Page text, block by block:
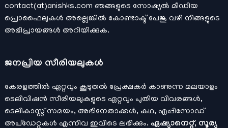
contact(at)anishks.com ഞങ്ങളുടെ സോഷ്യല്‍ മീഡിയ
പ്രൊഫൈലുകള്‍ അല്ലെങ്കില്‍ കോണ്ടാക്ട്പേജു വഴി നിങ്ങളുടെ
അഭിപ്രായങ്ങള്‍ അറിയിക്കുക.
ജനപ്രിയ സീരിയലുകള്‍
കേരളത്തിൽ ഏറ്റവും കൂടുതൽ പ്രേക്ഷകർ കാണുന്ന മലയാളം
ടെലിവിഷൻ സീരിയലുകളുടെ ഏറ്റവും പുതിയ വിവരങ്ങൾ,
ടെലികാസ്റ്റ് സമയം, അഭിനേതാക്കൾ, കഥ, എപ്പിസോഡ്
അപ്ഡേറ്റുകൾ എന്നിവ ഇവിടെ ലഭിക്കും. ഏഷ്യാനെറ്റ്, സൂര്യ